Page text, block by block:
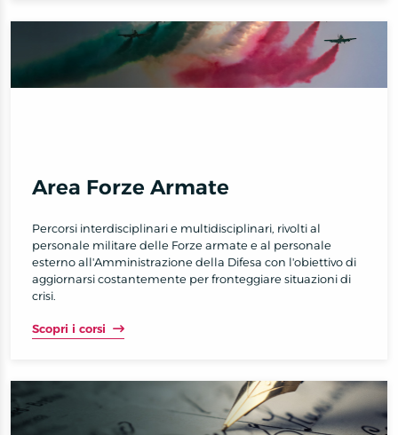
Area Forze Armate
Percorsi interdisciplinari e multidisciplinari, rivolti al
personale militare delle Forze armate e al personale
esterno all'Amministrazione della Difesa con l'obiettivo di
aggiornarsi costantemente per fronteggiare situazioni di
crisi.
Scopri i corsi